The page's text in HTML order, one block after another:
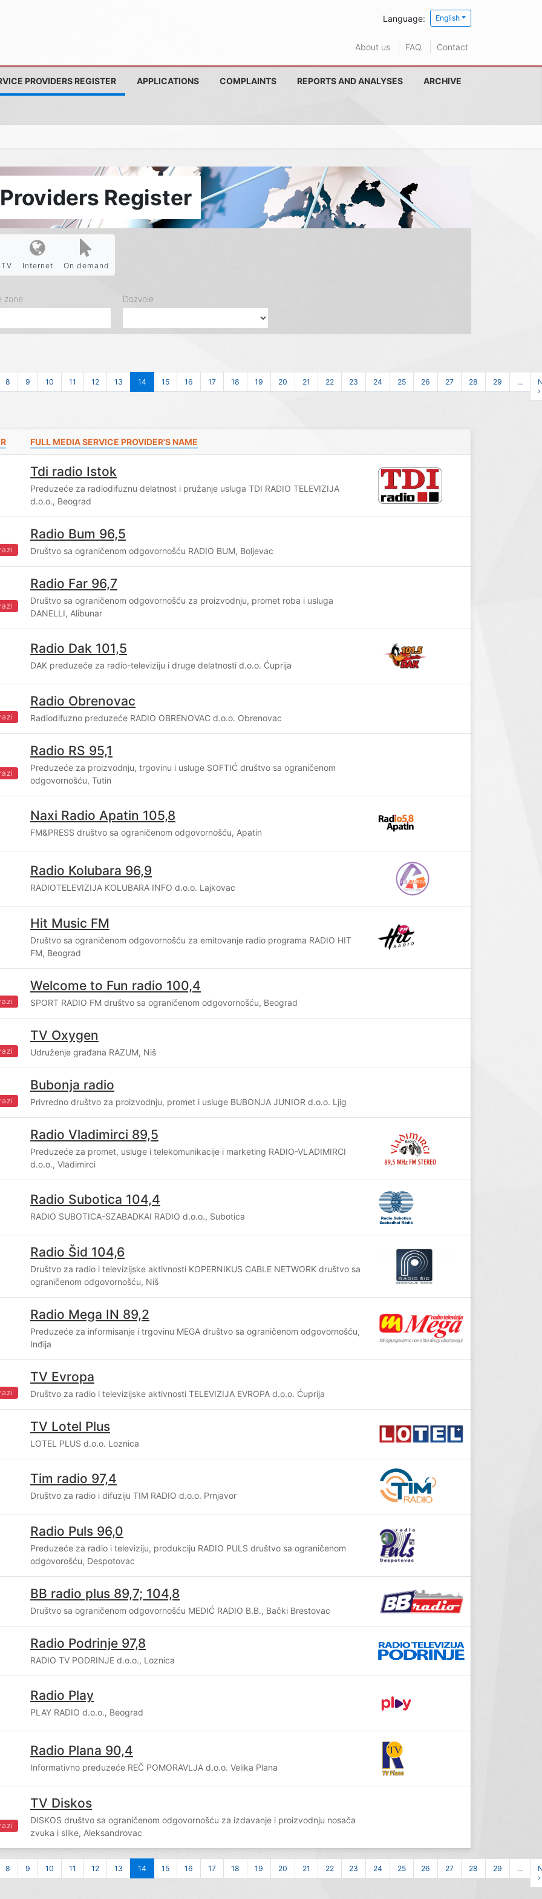
Language: English
About us FAQ Contact
PROVIDERS REGISTER APPLICATIONS COMPLAINTS REPORTS AND ANALYSES ARCHIVE
Register
Internet On demand
zone Dozvole
8 9 10 11 12 13 14 15 16 17 18 19 20 21 22 23 24 25 26 27 28 29 ...
›
FULL MEDIA SERVICE PROVIDER'S NAME
Tdi radio Istok
Preduzeće za radiodifuznu delatnost i pružanje usluga TDI RADIO TELEVIZIJA
d.o.o., Beograd
Radio Bum 96,5
Društvo sa ograničenom odgovornošću RADIO BUM, Boljevac
Radio Far 96,7
Društvo sa ograničenom odgovornošću za proizvodnju, promet roba i usluga
DANELLI, Alibunar
Radio Dak 101,5
DAK preduzeće za radio-televiziju i druge delatnosti d.o.o. Ćuprija
Radio Obrenovac
Radiodifuzno preduzeće RADIO OBRENOVAC d.o.o. Obrenovac
Radio RS 95,1
Preduzeće za proizvodnju, trgovinu i usluge SOFTIĆ društvo sa ograničenom
odgovornošću, Tutin
Naxi Radio Apatin 105,8
FM&PRESS društvo sa ograničenom odgovornošću, Apatin
Radio Kolubara 96,9
RADIOTELEVIZIJA KOLUBARA INFO d.o.o. Lajkovac
Hit Music FM
Društvo sa ograničenom odgovornošću za emitovanje radio programa RADIO HIT
FM, Beograd
Welcome to Fun radio 100,4
SPORT RADIO FM društvo sa ograničenom odgovornošću, Beograd
TV Oxygen
Udruženje građana RAZUM, Niš
Bubonja radio
Privredno društvo za proizvodnju, promet i usluge BUBONJA JUNIOR d.o.o. Ljig
Radio Vladimirci 89,5
Preduzeće za promet, usluge i telekomunikacije i marketing RADIO-VLADIMIRCI
d.o.o., Vladimirci
Radio Subotica 104,4
RADIO SUBOTICA-SZABADKAI RADIO d.o.o., Subotica
Radio Šid 104,6
Društvo za radio i televizijske aktivnosti KOPERNIKUS CABLE NETWORK društvo sa
ograničenom odgovornošću, Niš
Radio Mega IN 89,2
Preduzeće za informisanje i trgovinu MEGA društvo sa ograničenom odgovornošću,
Inđija
TV Evropa
Društvo za radio i televizijske aktivnosti TELEVIZIJA EVROPA d.o.o. Ćuprija
TV Lotel Plus
LOTEL PLUS d.o.o. Loznica
Tim radio 97,4
Društvo za radio i difuziju TIM RADIO d.o.o. Prnjavor
Radio Puls 96,0
Preduzeće za radio i televiziju, produkciju RADIO PULS društvo sa ograničenom
odgovorošću, Despotovac
BB radio plus 89,7; 104,8
Društvo sa ograničenom odgovornošću MEDIĆ RADIO B.B., Bački Brestovac
Radio Podrinje 97,8
RADIO TV PODRINJE d.o.o., Loznica
Radio Play
PLAY RADIO d.o.o., Beograd
Radio Plana 90,4
Informativno preduzeće REČ POMORAVLJA d.o.o. Velika Plana
TV Diskos
DISKOS društvo sa ograničenom odgovornošću za izdavanje i proizvodnju nosača
zvuka i slike, Aleksandrovac
8 9 10 11 12 13 14 15 16 17 18 19 20 21 22 23 24 25 26 27 28 29 ...
›